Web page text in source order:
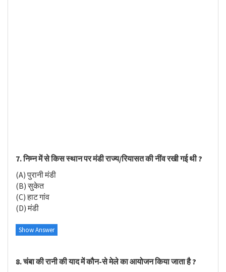
7. निम्न में से किस स्थान पर मंडी राज्य/रियासत की नींव रखी गई थी ?
(A) पुरानी मंडी
(B) सुकेत
(C) हाट गांव
(D) मंडी
Show Answer
8. चंबा की रानी की याद में कौन-से मेले का आयोजन किया जाता है ?